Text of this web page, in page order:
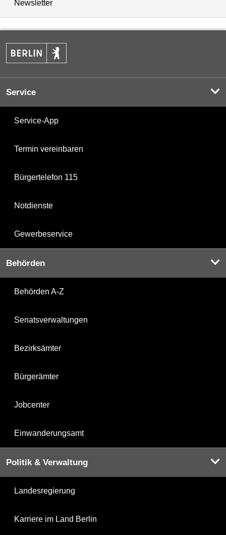
Newsletter
Service
Service-App
Termin vereinbaren
Bürgertelefon 115
Notdienste
Gewerbeservice
Behörden
Behörden A-Z
Senatsverwaltungen
Bezirksämter
Bürgerämter
Jobcenter
Einwanderungsamt
Politik & Verwaltung
Landesregierung
Karriere im Land Berlin